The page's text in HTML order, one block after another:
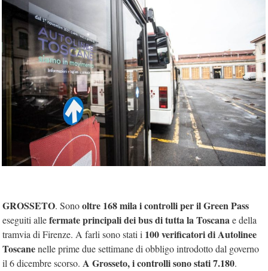
GROSSETO. Sonooltre 168 mila i controlli per il Green Pass
eseguiti allefermate principali dei bus di tutta la Toscanae della
tramvia di Firenze. A farli sono stati i 100 verificatori di Autolinee
Toscanenelle prime due settimane di obbligo introdotto dal governo
il 6 dicembre scorso. A Grosseto, i controlli sono stati 7.180.